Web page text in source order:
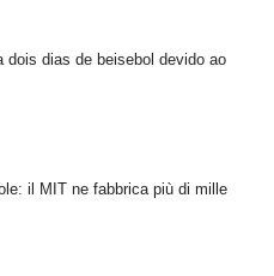
dois dias de beisebol devido ao
il MIT ne fabbrica più di mille